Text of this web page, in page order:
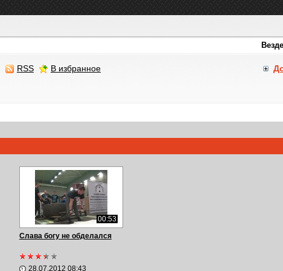
RSS В избранное
00:53
Слава богу не обделался
28.07.2012 08:43